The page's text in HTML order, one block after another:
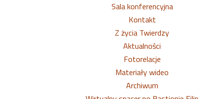
Sala konferencyjna
Kontakt
Z życia Twierdzy
Aktualności
Fotorelacje
Materiały wideo
Archiwum